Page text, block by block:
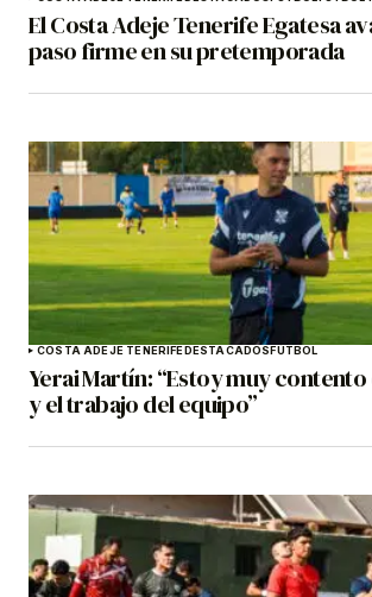
El Costa Adeje Tenerife Egatesa
paso firme en su pretemporada
COSTA ADEJE TENERIFEDESTACADOSFÚTBOL
Yerai Martín: “Estoy muy
y el trabajo del equipo”